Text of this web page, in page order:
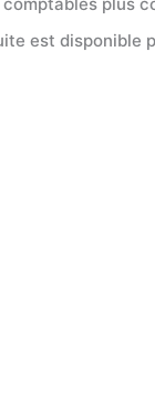
est disponible